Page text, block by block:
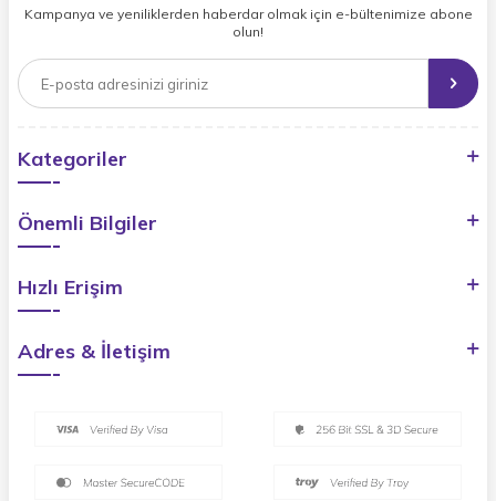
Kampanya ve yeniliklerden haberdar olmak için e-bültenimize abone
olun!
Kategoriler
Önemli Bilgiler
Hızlı Erişim
Adres & İletişim